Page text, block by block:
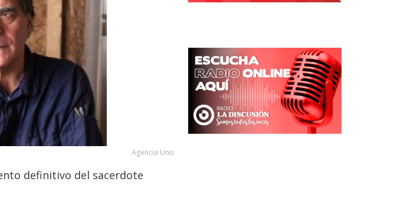
Agencia Uno
definitivo del sacerdote